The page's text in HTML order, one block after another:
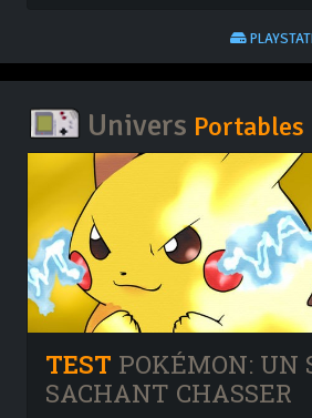
Univers Portables
TEST POKÉMON: UN
SACHANT CHASSER